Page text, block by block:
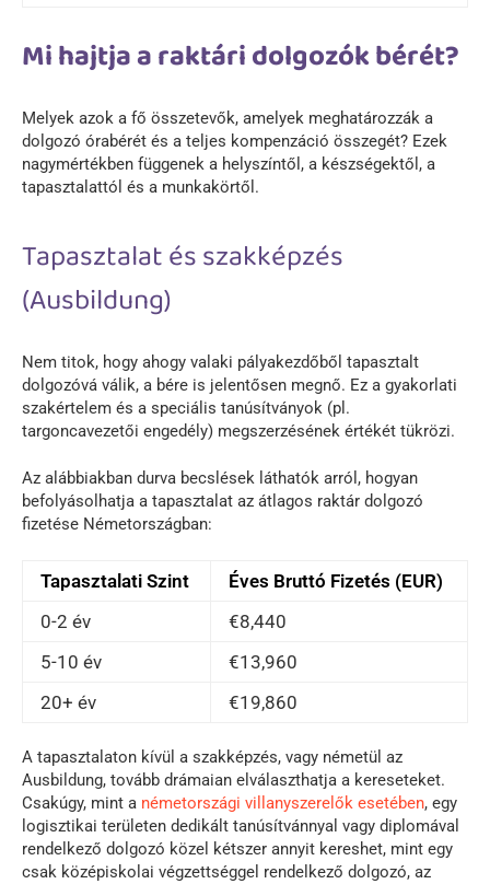
Mi hajtja a raktári dolgozók bérét?
Melyek azok a fő összetevők, amelyek meghatározzák a
dolgozó órabérét és a teljes kompenzáció összegét? Ezek
nagymértékben függenek a helyszíntől, a készségektől, a
tapasztalattól és a munkakörtől.
Tapasztalat és szakképzés
(Ausbildung)
Nem titok, hogy ahogy valaki pályakezdőből tapasztalt
dolgozóvá válik, a bére is jelentősen megnő. Ez a gyakorlati
szakértelem és a speciális tanúsítványok (pl.
targoncavezetői engedély) megszerzésének értékét tükrözi.
Az alábbiakban durva becslések láthatók arról, hogyan
befolyásolhatja a tapasztalat az átlagos raktár dolgozó
fizetése Németországban:
Tapasztalati Szint
Éves Bruttó Fizetés (EUR)
0-2 év
€8,440
5-10 év
€13,960
20+ év
€19,860
A tapasztalaton kívül a szakképzés, vagy németül az
Ausbildung, tovább drámaian elválaszthatja a kereseteket.
Csakúgy, mint a németországi villanyszerelők esetében, egy
logisztikai területen dedikált tanúsítvánnyal vagy diplomával
rendelkező dolgozó közel kétszer annyit kereshet, mint egy
csak középiskolai végzettséggel rendelkező dolgozó, az